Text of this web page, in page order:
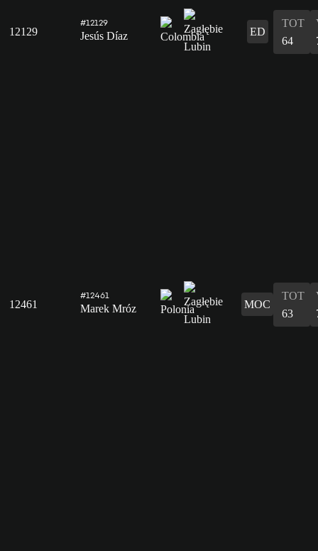
12129
#12129
Jesús Díaz ED
TOT
64
12461
#12461
Marek Mróz MOC
TOT
63